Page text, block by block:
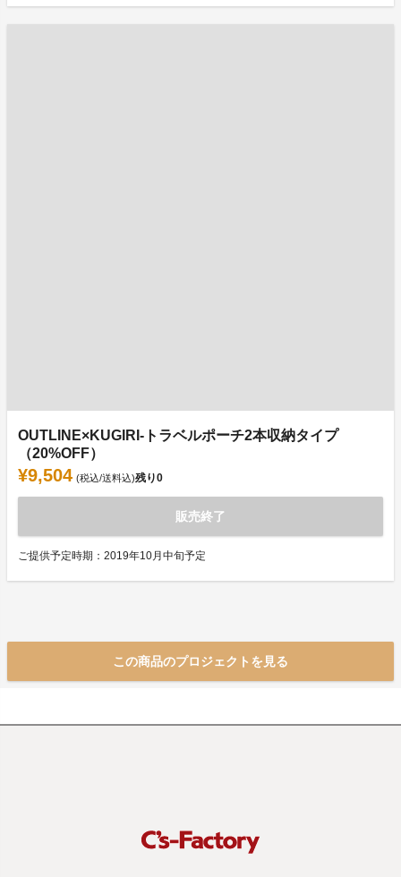
OUTLINE×KUGIRI-トラベルポーチ2本収納タイプ
（20%OFF）
¥9,504 (税込/送料込)残り0
販売終了
ご提供予定時期：2019年10月中旬予定
この商品のプロジェクトを見る